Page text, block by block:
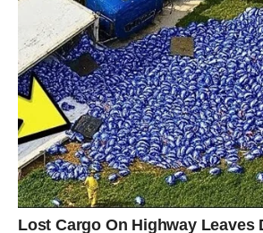
mjeseci u kojima ste morali
nositi se s raznim izazovima, dolazi
zablistati punim sjajem.
Na poslu vas očekuju prilike koje
promijeniti vaš položaj. Moguće je
priznanje za dosadašnji rad ili prilika
odgovorniju ulogu. Ljudi oko vas sve
energiju, odlučnost i sposobnost da
čak i kada situacija izgleda bezizlazno.